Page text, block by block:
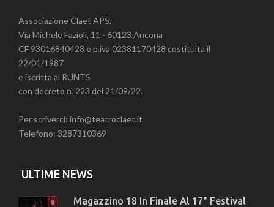
Associazione Claet APS.
Via Michele Fazioli, 11 - 60123 Ancona
CF 93016840428 e p.iva 02381170428 costituita il
22/01/1987
e iscritta al RUNTS
con decreto n. 223 del 21/09/22.
Per scriverci: info@teatroclaet.it
Telefono: 3287310369
ULTIME NEWS
Magazzino 18 In Finale Al 17° Festival